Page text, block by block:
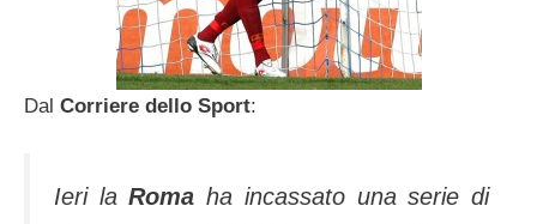
Dal Corriere dello Sport:
Ieri laRoma ha incassato una serie di